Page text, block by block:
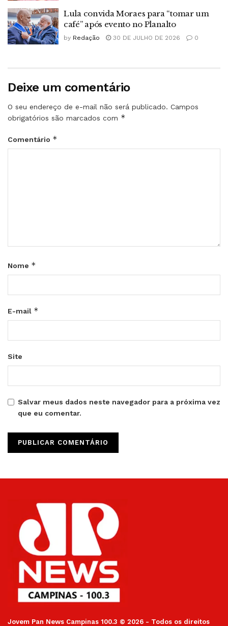
Lula convida Moraes para “tomar um
café” após evento no Planalto
by Redação 30 DE JULHO DE 2026 0
Deixe um comentário
O seu endereço de e-mail não será publicado. Campos
obrigatórios são marcados com *
Comentário *
Nome *
E-mail *
Site
Salvar meus dados neste navegador para a próxima vez
que eu comentar.
Jovem Pan News Campinas 100.3 © 2026 - Todos os direitos